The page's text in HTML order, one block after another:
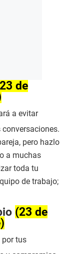
de
a evitar
pero hazlo
a muchas
toda tu
de trabajo;
(23 de
por tus